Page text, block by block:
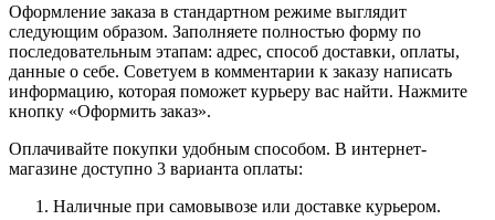
Оформление заказа в стандартном режиме выглядит
следующим образом. Заполняете полностью форму по
последовательным этапам: адрес, способ доставки, оплаты,
данные о себе. Советуем в комментарии к заказу написать
информацию, которая поможет курьеру вас найти. Нажмите
кнопку «Оформить заказ».
Оплачивайте покупки удобным способом. В интернет-
магазине доступно 3 варианта оплаты:
Наличные при самовывозе или доставке курьером.